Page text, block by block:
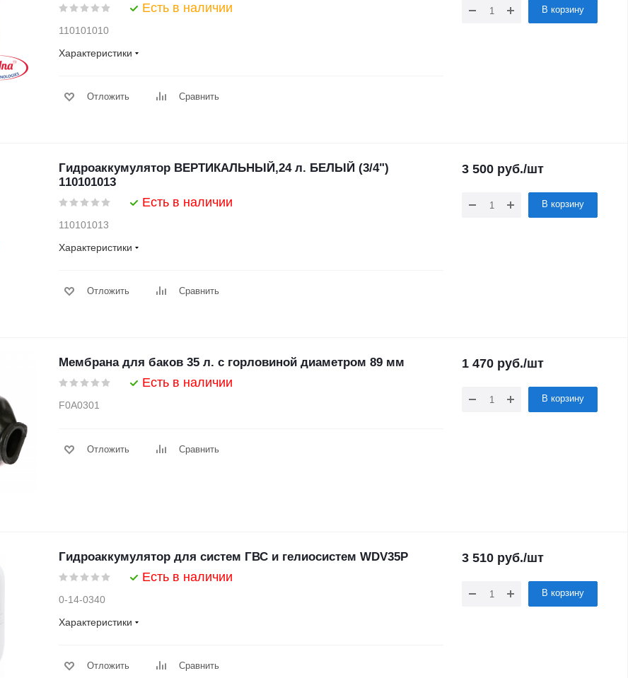
Есть в наличии
110101010
Характеристики
Отложить Сравнить
В корзину
Гидроаккумулятор ВЕРТИКАЛЬНЫЙ,24 л. БЕЛЫЙ (3/4")
110101013
Есть в наличии
110101013
Характеристики
Отложить Сравнить
3 500 руб./шт
В корзину
Мембрана для баков 35 л. с горловиной диаметром 89 мм
Есть в наличии
F0A0301
Отложить Сравнить
1 470 руб./шт
В корзину
Гидроаккумулятор для систем ГВС и гелиосистем WDV35P
Есть в наличии
0-14-0340
Характеристики
Отложить Сравнить
3 510 руб./шт
В корзину